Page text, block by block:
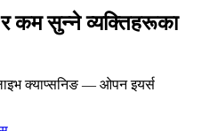
र कम सुन्ने व्यक्तिहरूका
क्याप्सनिङ — ओपन इयर्स